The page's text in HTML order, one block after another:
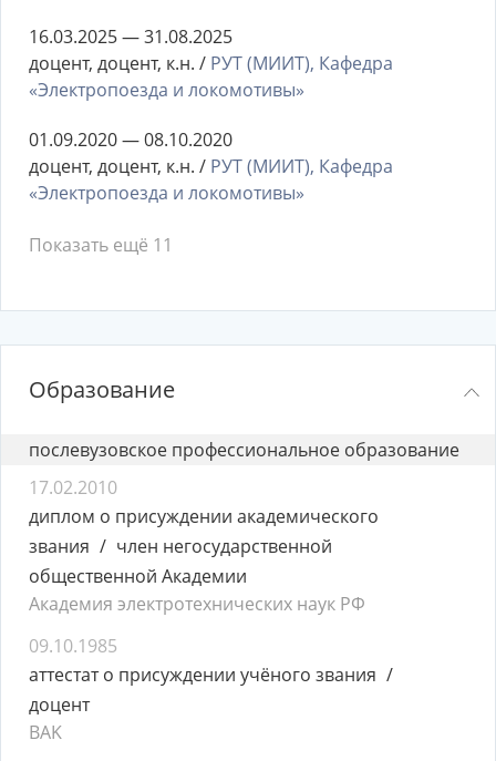
16.03.2025 — 31.08.2025
доцент, доцент, к.н. / РУТ (МИИТ), Кафедра
«Электропоезда и локомотивы»
01.09.2020 — 08.10.2020
доцент, доцент, к.н. / РУТ (МИИТ), Кафедра
«Электропоезда и локомотивы»
Показать ещё 11
Образование
послевузовское профессиональное образование
17.02.2010
диплом о присуждении академического
звания
член негосударственной
общественной Академии
Академия электротехнических наук РФ
09.10.1985
аттестат о присуждении учёного звания
доцент
BAK